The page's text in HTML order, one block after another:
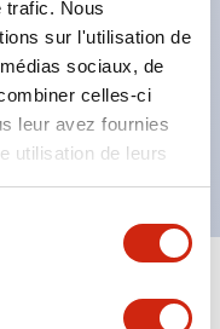
trafic. Nous
sur l'utilisation de
sociaux, de
celles-ci
leur avez fournies
utilisation de leurs
:
intégrée,
IP20.
Tout développer+